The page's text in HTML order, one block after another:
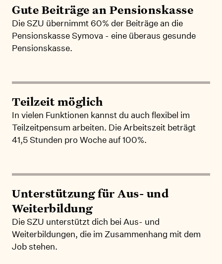
Gute Beiträge an Pensionskasse
Die SZU übernimmt 60% der Beiträge an die
Pensionskasse Symova - eine überaus gesunde
Pensionskasse.
Teilzeit möglich
In vielen Funktionen kannst du auch flexibel im
Teilzeitpensum arbeiten. Die Arbeitszeit beträgt
41,5 Stunden pro Woche auf 100%.
Unterstützung für Aus- und
Weiterbildung
Die SZU unterstützt dich bei Aus- und
Weiterbildungen, die im Zusammenhang mit dem
Job stehen.